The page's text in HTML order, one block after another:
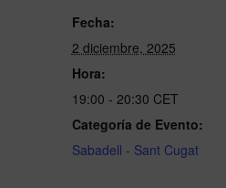
Fecha:
2 diciembre, 2025
Hora:
19:00 - 20:30 CET
Categoría de Evento:
Sabadell - Sant Cugat